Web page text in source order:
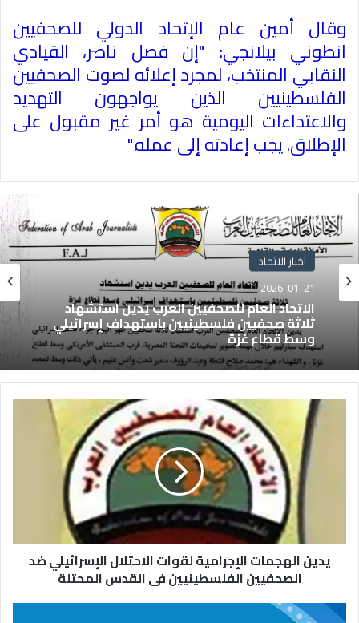
وقال أمين عام الإتحاد الدولي للصحفيين
انطوني بيلانجي: "إن فصل ناصر، القيادي
النقابي المنتخب، لمجرد إعلائه لصوت الصحفيين
الفلسطينيين الذين يواجهون التهديد
والاعتداءات اليومية هو أمر غير مقبول على
الإطلاق. يجب إعادته إلى عمله".
اخبار الاتحاد
2026-01-21
الاتحاد العام للصحفيين العرب يدين استشهاد
ثلاثة صحفيين فلسطينيين باستهداف إسرائيلي
وسط قطاع غزة
يدين الهجمات الإجرامية لقوات الاحتلال الإسرائيلي ضد
الصحفيين الفلسطينيين فى القدس المحتلة